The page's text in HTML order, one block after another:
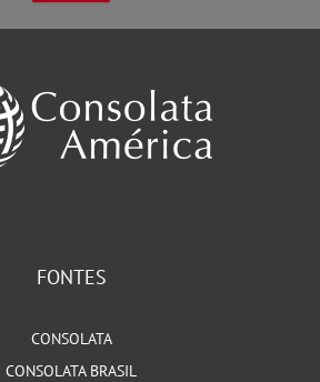
FONTES
CONSOLATA
CONSOLATA BRASIL